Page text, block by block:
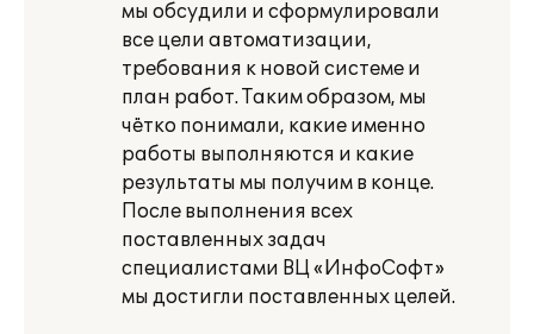
мы обсудили и сформулировали
все цели автоматизации,
требования к новой системе и
план работ. Таким образом, мы
чётко понимали, какие именно
работы выполняются и какие
результаты мы получим в конце.
После выполнения всех
поставленных задач
специалистами ВЦ «ИнфоСофт»
мы достигли поставленных целей.